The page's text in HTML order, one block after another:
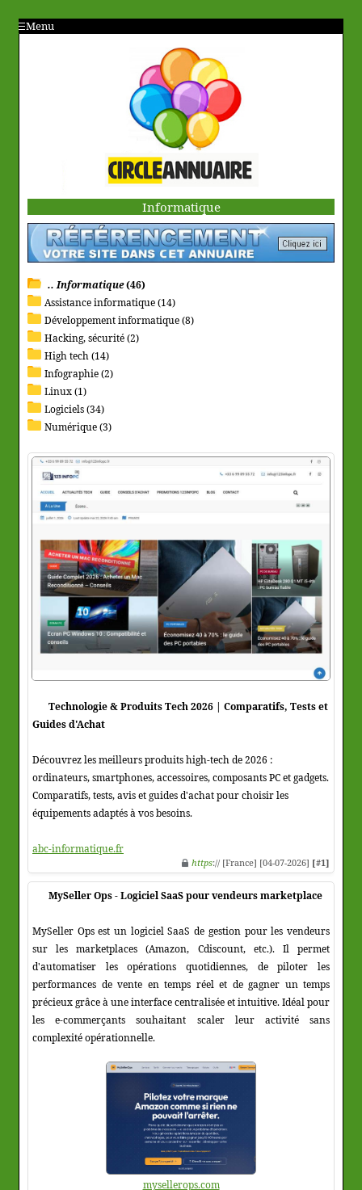
Menu
Informatique
.. Informatique(46)
Assistance informatique (14)
Développement informatique (8)
Hacking, sécurité (2)
High tech (14)
Infographie (2)
Linux (1)
Logiciels (34)
Numérique (3)
Technologie & Produits Tech 2026 | Comparatifs, Tests et
Guides d'Achat
Découvrez les meilleurs produits high-tech de 2026 :
ordinateurs, smartphones, accessoires, composants PC et gadgets.
Comparatifs, tests, avis et guides d'achat pour choisir les
équipements adaptés à vos besoins.
abc-informatique.fr
https:// [France] [04-07-2026] [#1]
MySeller Ops - Logiciel SaaS pour vendeurs marketplace
MySeller Ops est un logiciel SaaS de gestion pour les vendeurs
sur les marketplaces (Amazon, Cdiscount, etc.). Il permet
d'automatiser les opérations quotidiennes, de piloter les
performances de vente en temps réel et de gagner un temps
précieux grâce à une interface centralisée et intuitive. Idéal pour
les e-commerçants souhaitant scaler leur activité sans
complexité opérationnelle.
mysellerops.com